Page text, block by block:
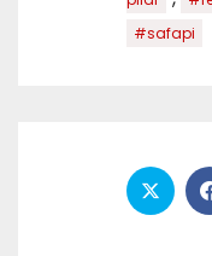
#safapi